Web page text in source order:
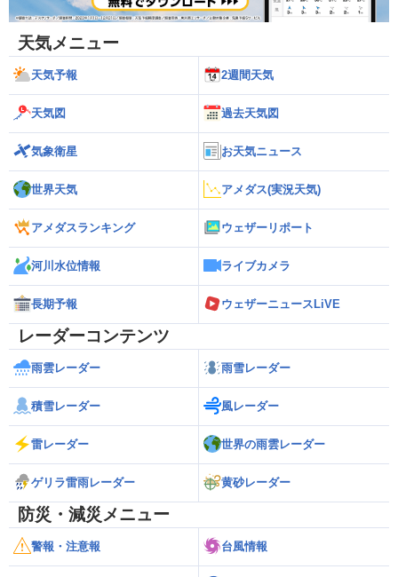
天気メニュー
天気予報 2週間天気
天気図 過去天気図
気象衛星 お天気ニュース
世界天気 アメダス(実況天気)
アメダスランキング ウェザーリポート
河川水位情報 ライブカメラ
長期予報 ウェザーニュースLiVE
レーダーコンテンツ
雨雲レーダー 雨雪レーダー
積雪レーダー 風レーダー
雷レーダー 世界の雨雲レーダー
ゲリラ雷雨レーダー 黄砂レーダー
防災・減災メニュー
警報・注意報 台風情報